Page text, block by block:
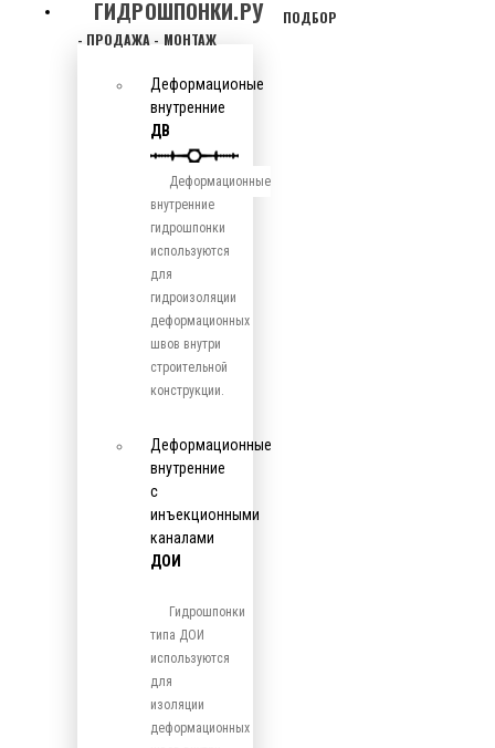
ГИДРОШПОНКИ.РУ
ПОДБОР
- ПРОДАЖА - МОНТАЖ
Деформационые
внутренние
ДВ
Деформационные
внутренние
гидрошпонки
используются
для
гидроизоляции
деформационных
швов внутри
строительной
конструкции.
Деформационные
внутренние
с
инъекционными
каналами
ДОИ
Гидрошпонки
типа ДОИ
используются
для
изоляции
деформационных